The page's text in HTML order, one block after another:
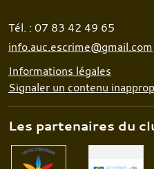
Tél. : 07 83 42 49 65
info.auc.escrime@gmail.com
Informations légales
Signaler un contenu
Les partenaires du